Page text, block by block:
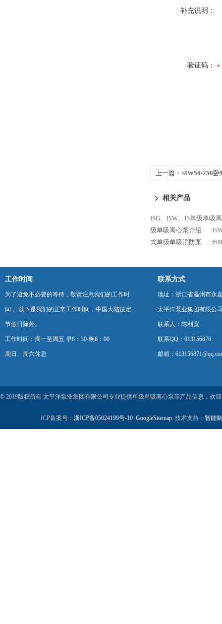
补充说明：
验证码：
上一篇： SIW50-250卧
相关产品
ISG、ISW、IS单级单吸
级单吸离心泵介绍
式单级单吸消防泵
工作时间
为了避免不必要的等待，敬请注意我们的工作时
间 。以下是我们的正常工作时间，中国大陆法定
节假日除外。
工作时间：周一至周五 早8：30-晚6：00
周日、周六休息
联系方式
地址：浙江省温州市永
太平洋泵业集团有限公
联系人：陈利宽
联系QQ：613156876
邮箱：
© 2019版权所有 太平洋泵业集团有限公司专业提供单级单吸离心泵等产品信息，欢
ICP备案号： 浙ICP备05024199号-10 GoogleSitemap 技术支持： 智能